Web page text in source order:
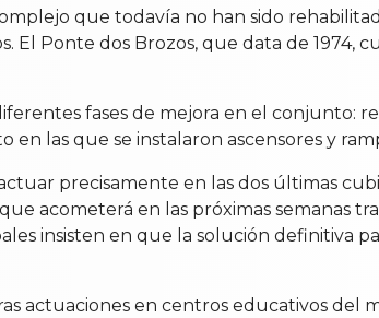
que todavía no han sido
Ponte dos Brozos, que data de 1974,
fases de mejora en el conjunto:
las que se instalaron ascensores y
precisamente en las dos últimas
acometerá en las próximas semanas
insisten en que la solución definitiva
actuaciones en centros educativos del